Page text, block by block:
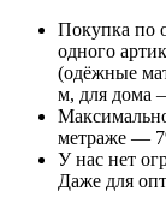
Покупка по
одного
(одёжные
м, для дома
метраже —
У нас нет
Даже для